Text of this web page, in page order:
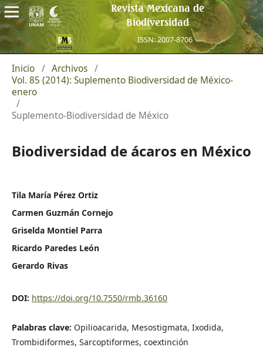
Revista Mexicana de
Biodiversidad
ISSN: 2007-8706
Inicio / Archivos /
Vol. 85 (2014): Suplemento Biodiversidad de México-
enero
/
Suplemento-Biodiversidad de México
Biodiversidad de ácaros en México
Tila María Pérez Ortiz
Carmen Guzmán Cornejo
Griselda Montiel Parra
Ricardo Paredes León
Gerardo Rivas
DOI: https://doi.org/10.7550/rmb.36160
Palabras clave: Opilioacarida, Mesostigmata, Ixodida,
Trombidiformes, Sarcoptiformes, coextinción